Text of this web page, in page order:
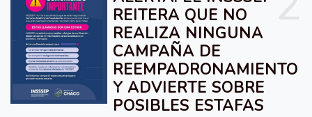
REITERA QUE NO
REALIZA NINGUNA
CAMPAÑA DE
REEMPADRONAMIENTO
Y ADVIERTE SOBRE
POSIBLES ESTAFAS